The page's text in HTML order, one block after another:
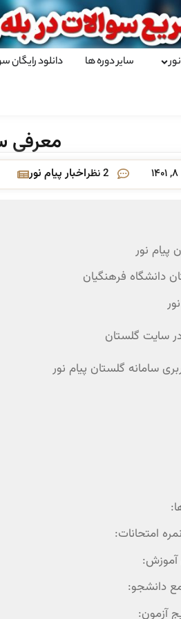
سایر دوره ها
دانلود رایگان
معرفی
2 نظر اخبار پیام نور
نور
دانشگاه فرهنگیان
سایت گلستان
سامانه گلستان پیام نور